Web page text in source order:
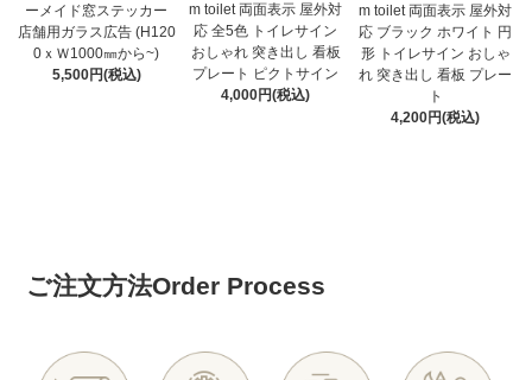
ーメイド窓ステッカー
店舗用ガラス広告 (H120
0ｘＷ1000㎜から~)
5,500円(税込)
m toilet 両面表示 屋外対
応 全5色 トイレサイン
おしゃれ 突き出し 看板
プレート ピクトサイン
4,000円(税込)
m toilet 両面表示 屋外対
応 ブラック ホワイト 円
形 トイレサイン おしゃ
れ 突き出し 看板 プレー
ト
4,200円(税込)
ご注文方法Order Process